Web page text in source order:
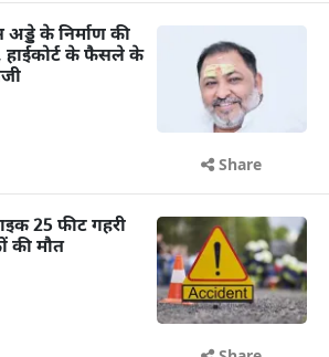
के निर्माण की
हाईकोर्ट के फैसले के
Share
25 फीट गहरी
की मौत